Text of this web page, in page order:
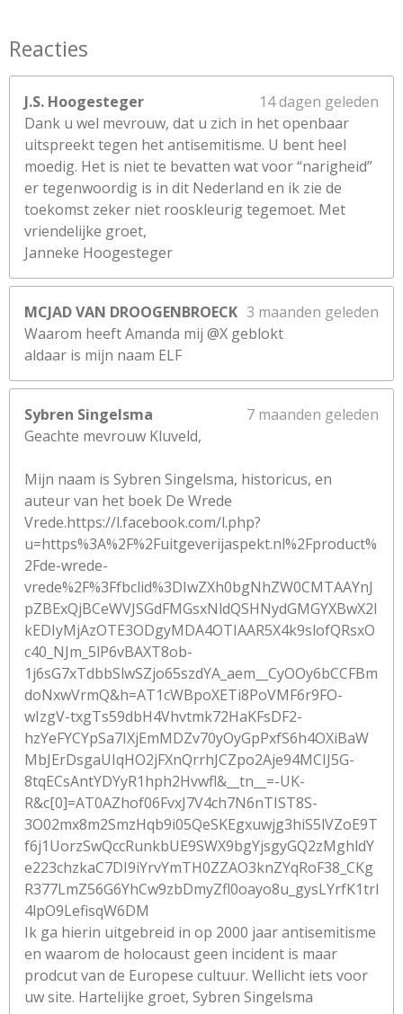
Reacties
J.S. Hoogesteger
14 dagen geleden
Dank u wel mevrouw, dat u zich in het openbaar
uitspreekt tegen het antisemitisme. U bent heel
moedig. Het is niet te bevatten wat voor “narigheid”
er tegenwoordig is in dit Nederland en ik zie de
toekomst zeker niet rooskleurig tegemoet. Met
vriendelijke groet,
Janneke Hoogesteger
MCJAD VAN DROOGENBROECK 3 maanden geleden
Waarom heeft Amanda mij @X geblokt
aldaar is mijn naam ELF
Sybren Singelsma
7 maanden geleden
Geachte mevrouw Kluveld,
Mijn naam is Sybren Singelsma, historicus, en
auteur van het boek De Wrede
Vrede.https://l.facebook.com/l.php?
u=https%3A%2F%2Fuitgeverijaspekt.nl%2Fproduct%
2Fde-wrede-
vrede%2F%3Ffbclid%3DIwZXh0bgNhZW0CMTAAYnJ
pZBExQjBCeWVJSGdFMGsxNldQSHNydGMGYXBwX2l
kEDIyMjAzOTE3ODgyMDA4OTIAAR5X4k9slofQRsxO
c40_NJm_5lP6vBAXT8ob-
1j6sG7xTdbbSlwSZjo65szdYA_aem__CyOOy6bCCFBm
doNxwVrmQ&h=AT1cWBpoXETi8PoVMF6r9FO-
wIzgV-txgTs59dbH4Vhvtmk72HaKFsDF2-
hzYeFYCYpSa7IXjEmMDZv70yOyGpPxfS6h4OXiBaW
MbJErDsgaUIqHO2jFXnQrrhJCZpo2Aje94MCIJ5G-
8tqECsAntYDYyR1hph2Hvwfl&__tn__=-UK-
R&c[0]=AT0AZhof06FvxJ7V4ch7N6nTIST8S-
3O02mx8m2SmzHqb9i05QeSKEgxuwjg3hiS5lVZoE9T
f6j1UorzSwQccRunkbUE9SWX9bgYjsgyGQ2zMghldY
e223chzkaC7DI9iYrvYmTH0ZZAO3knZYqRoF38_CKg
R377LmZ56G6YhCw9zbDmyZfl0oayo8u_gysLYrfK1trl
4lpO9LefisqW6DM
Ik ga hierin uitgebreid in op 2000 jaar antisemitisme
en waarom de holocaust geen incident is maar
prodcut van de Europese cultuur. Wellicht iets voor
uw site. Hartelijke groet, Sybren Singelsma